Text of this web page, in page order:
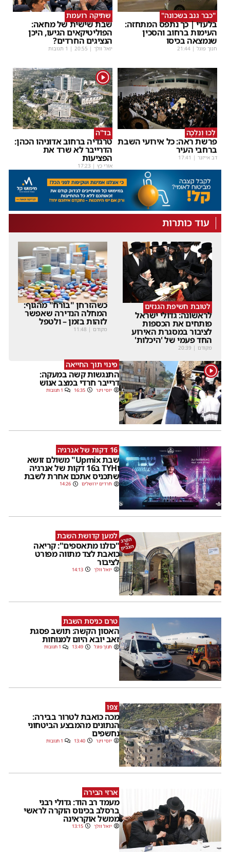
"כבר גנב בשכונה"
בלעדי | כך נתפס המתחזה:
העימות ברחוב והסכין
שנמצאה בכיסו
חנוך פוגל |
21:44
שתיקה רועמת
שבת שישית של מחאה:
הפוליטיקאים הגיעו, היכן
הנציגים החרדים?
יואל וולך |
20:55 | 1 תגובות
לְכוּ וְנֵלְכָה
פרשת ראה: כל אירועי השבת
ברחבי העיר
דב אייזנר |
17:41
1
בד"ה
טרגדיה ברחוב אדוניהו הכהן:
הדרייבר לא שרד את
הפציעות
אורי כץ |
17:23
עוד כותרות
לטובת חשיפת הגנזים
לראשונה: גדולי ישראל
פותחים את הכספות
לציבור במסגרת האירוע
החד פעמי של 'היכלות'
מקודם |
20:39
כשהזרחן "בורח" מהגוף:
המחלה הנדירה שאפשר
לזהות בזמן – ולטפל
מקודם |
11:48
1 פינוי תוך החייאה
התנגשות קשה במעקה:
דרייבר חרדי במצב אנוש
יוסי וינר 16:35 1 תגובות
16 דקות של אנרגיה
שבת Upmix" משולם זושא
וTYH ב16 דקות של אנרגיה
שתכניס אתכם אחרת לשבת
חרדים ירושלים 14:26
למען קדושת השבת
"כולנו מתאספים": קריאה
כואבת לצד מתווה מפורט
לציבור
יואל וולך 14:13
טרם כניסת השבת
האסון הקשה: תושב פסגת
זאב יובא היום למנוחות
חנוך פוגל 13:49 1 תגובות
צפו
מכה כואבת לטרור בבירה:
הנתונים מהמבצע הביטחוני
נחשפים
יוסי וינר 13:40 1 תגובות
ארזי הבירה
מעמד רב הוד: גדולי רבני
ברסלב בכינוס הוקרה לראשי
ממשל אוקראינה
יואל וולך 13:15